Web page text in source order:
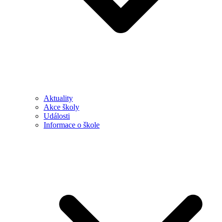
Aktuality
Akce školy
Události
Informace o škole